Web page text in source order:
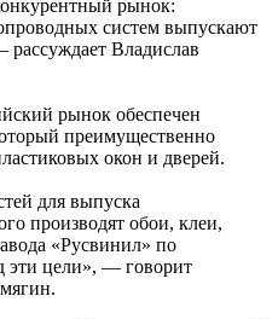
рынок:
систем выпускают
рассуждает Владислав
рынок обеспечен
преимущественно
окон и дверей.
для выпуска
производят обои, клеи,
«Русвинил» по
эти цели», — говорит